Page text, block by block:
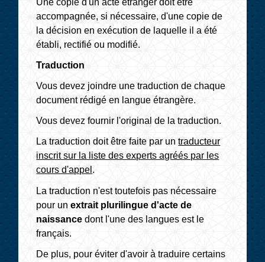
accompagnée, si nécessaire, d'une copie de
la décision en exécution de laquelle il a été
établi, rectifié ou modifié.
Traduction
Vous devez joindre une traduction de chaque
document rédigé en langue étrangère.
Vous devez fournir l'original de la traduction.
La traduction doit être faite par untraducteur
inscrit sur la liste des experts agréés par les
cours d'appel .
La traduction n'est toutefois pas nécessaire
pour unextrait plurilingue d'acte de
naissance dont l'une des langues est le
français.
De plus, pour éviter d'avoir à traduire certains